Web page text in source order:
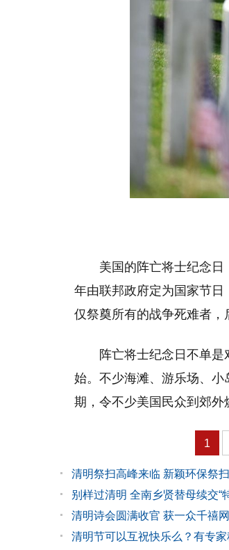
美国的阵亡将士纪念
年由联邦政府定为国家节日
仅祭奠所有的战争死难者，
阵亡将士纪念日不单
始。不少海滩、游乐场、
期，令不少美国民众到郊外
1
清明祭扫高峰来临 新颖环保祭
别样过清明 全南乡贤替母续交“
清明诗会圆满收官 获一众千禧
清明节可以互祝快乐么？有专家